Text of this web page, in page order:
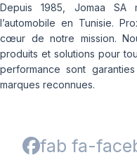
Depuis 1985, Jomaa
l’automobile en Tunisie.
cœur de notre mission.
produits et solutions pour
performance sont
marques reconnues.
fab fa-